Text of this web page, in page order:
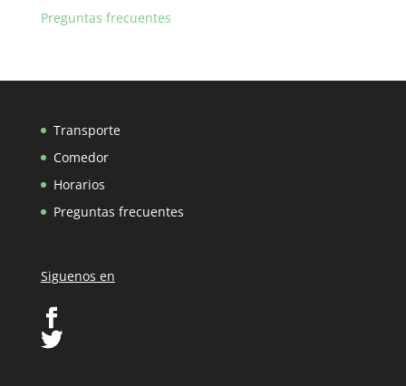
Preguntas frecuentes
Transporte
Comedor
Horarios
Preguntas frecuentes
Siguenos en